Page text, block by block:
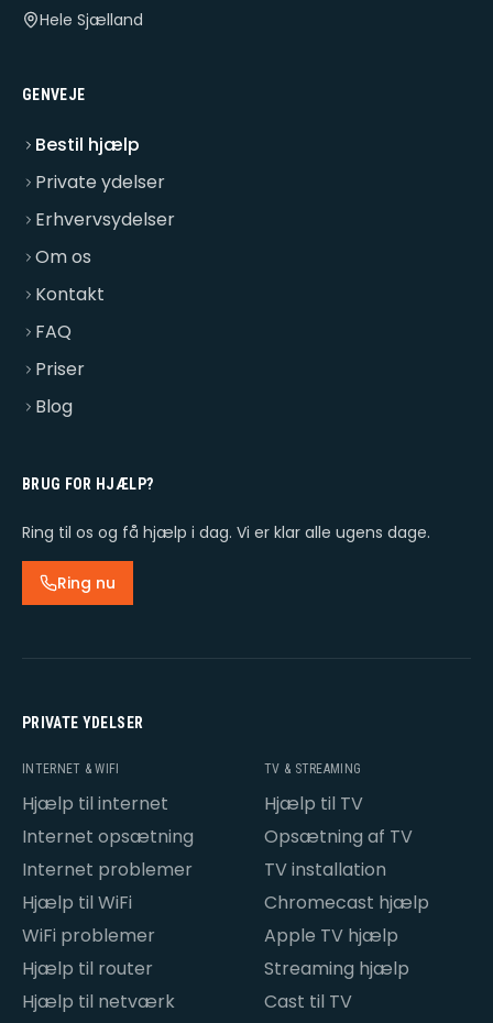
Hele Sjælland
GENVEJE
Bestil hjælp
Private ydelser
Erhvervsydelser
Om os
Kontakt
FAQ
Priser
Blog
BRUG FOR HJÆLP?
Ring til os og få hjælp i dag. Vi er klar alle ugens dage.
Ring nu
PRIVATE YDELSER
INTERNET & WIFI
Hjælp til internet
Internet opsætning
Internet problemer
Hjælp til WiFi
WiFi problemer
Hjælp til router
Hjælp til netværk
TV & STREAMING
Hjælp til TV
Opsætning af TV
TV installation
Chromecast hjælp
Apple TV hjælp
Streaming hjælp
Cast til TV